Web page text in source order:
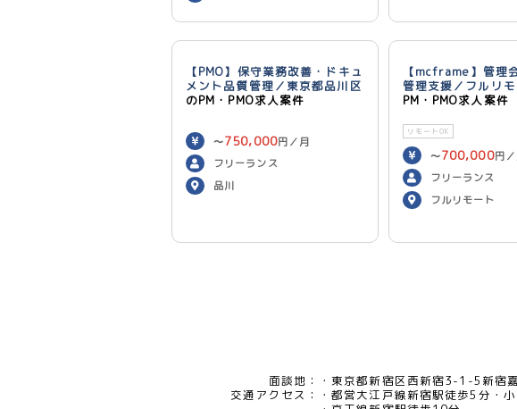
【PMO】保守業務改善・ドキュ
メント品質管理／東京都品川区
のPM・PMO求人案件
〜750,000円／月
フリーランス
品川
【mcframe】管理
管理支援／フルリ
PM・PMO求人案件
リモートOK
〜700,000円
フリーランス
フルリモート
面談地：
東京都新宿区西新宿3-1-5新宿
交通アクセス：
都営大江戸線新宿駅徒歩5分